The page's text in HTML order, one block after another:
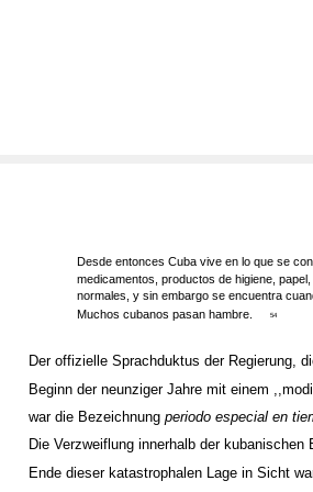
Desde entonces Cuba vive en lo que se
medicamentos, productos de higiene,
normales, y sin embargo se encuentra
Muchos cubanos pasan hambre.
54
Der offizielle Sprachduktus der Regierung,
Beginn der neunziger Jahre mit einem
war die Bezeichnungperiodo especial en
Die Verzweiflung innerhalb der
Ende dieser katastrophalen Lage in Sicht